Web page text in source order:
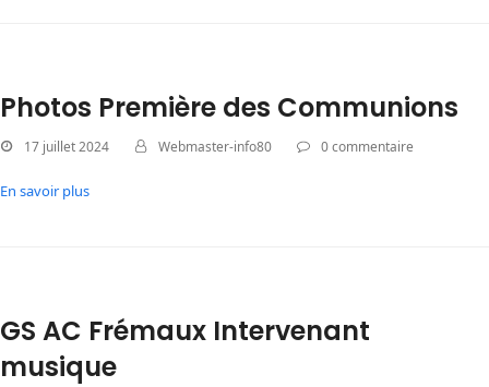
Photos Première des Communions
17 juillet 2024 Webmaster-info80 0 commentaire
En savoir plus
GS AC Frémaux Intervenant
musique